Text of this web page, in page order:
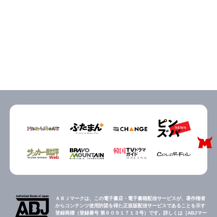
ＡＢＪマークは、この電子書店・電子書籍配信サービスが、著作権者
からコンテンツ使用許諾を得た正規版配信サービスであることを示す
登録商標（登録番号 第６０９１７１３号）です。詳しくは［ABJマー